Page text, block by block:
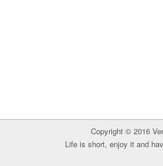
Copyright © 2016
Life is short, enjoy it and